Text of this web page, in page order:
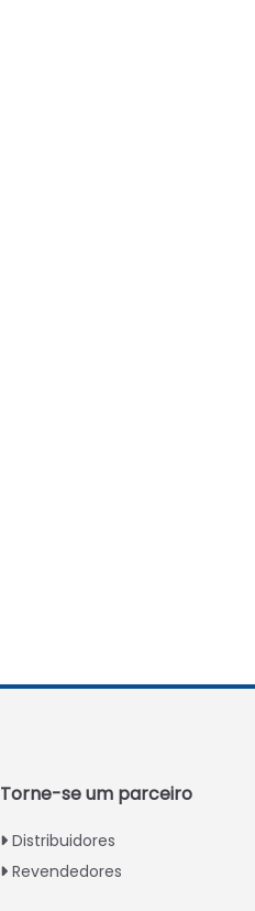
Torne-se um parceiro
Distribuidores
Revendedores